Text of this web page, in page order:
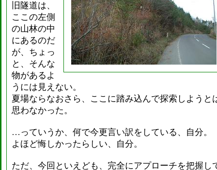
旧隧道は、
ここの左側
の山林の中
にあるのだ
が、ちょっ
と、そんな
物があるよ
うには見えない。
夏場ならなおさら、ここに踏み込んで探索しようと
思わなかった。
…っていうか、何で今更言い訳をしている、自分。
よほど悔しかったらしい、自分。
ただ、今回といえども、完全にアプローチを把握し